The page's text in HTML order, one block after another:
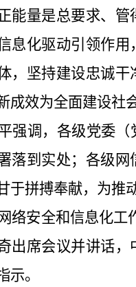
能量是总要求、
息化驱动引领作
，坚持建设忠诚
成效为全面建设社
强调，各级党委
落到实处；各级
于拼搏奉献，为推
络安全和信息化工
出席会议并讲话
示。